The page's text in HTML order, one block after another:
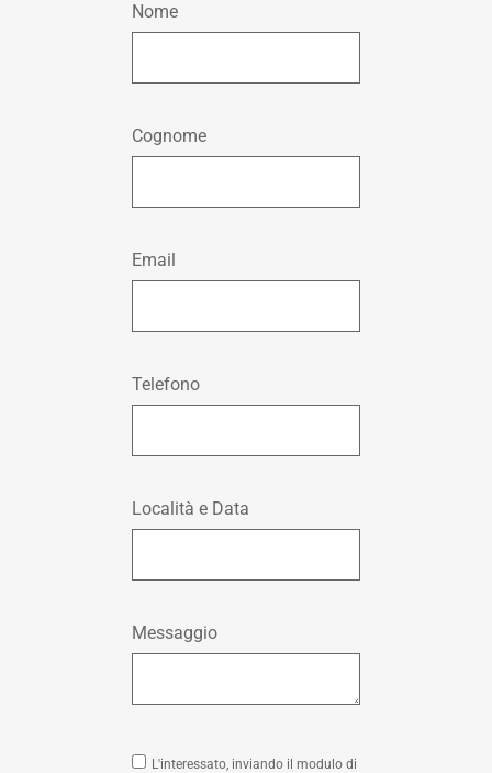
Nome
Cognome
Email
Telefono
Località e Data
Messaggio
L'interessato, inviando il modulo di